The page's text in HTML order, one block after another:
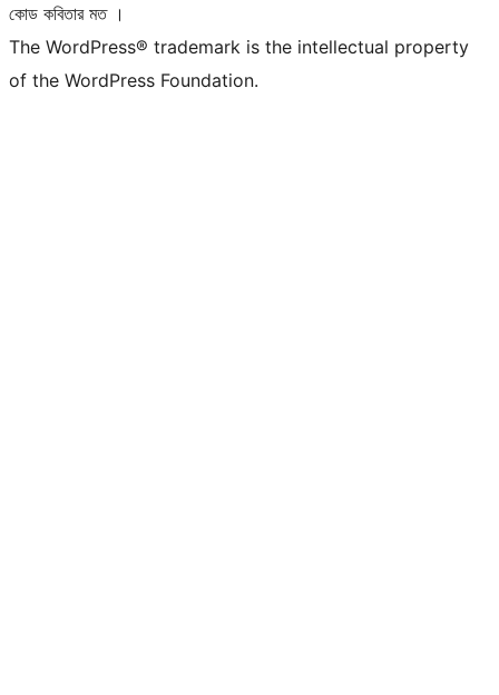
কোড কবিতার মত ।
The WordPress® trademark is the intellectual property
of the WordPress Foundation.